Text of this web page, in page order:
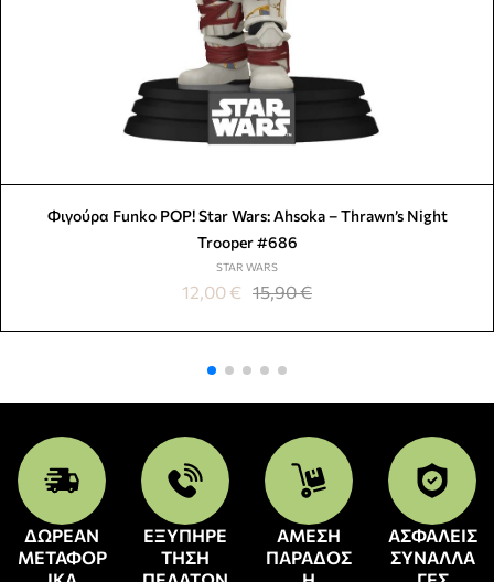
Φιγούρα Funko POP! Star Wars: Ahsoka – Thrawn’s Night
Trooper #686
STAR WARS
15,90€
12,00€
ΔΩΡΕΑΝ
ΜΕΤΑΦΟΡ
ΕΞΥΠΗΡΕ
ΤΗΣΗ
ΑΜΕΣΗ
ΠΑΡΑΔΟΣ
ΑΣΦΑΛΕΙΣ
ΣΥΝΑΛΛΑ